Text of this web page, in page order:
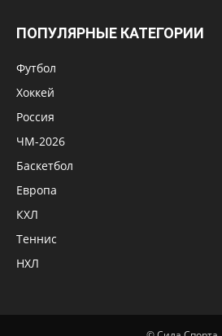
ПОПУЛЯРНЫЕ КАТЕГОРИИ
Футбол
Хоккей
Россия
ЧМ-2026
Баскетбол
Европа
КХЛ
Теннис
НХЛ